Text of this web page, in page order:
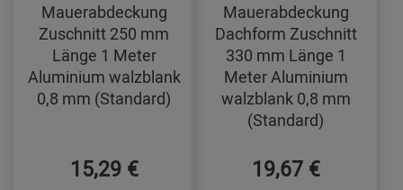
Mauerabdeckung
Zuschnitt 250 mm
Länge 1 Meter
Aluminium walzblank
0,8 mm (Standard)
15,29 €
Mauerabdeckung
Dachform Zuschnitt
330 mm Länge 1
Meter Aluminium
walzblank 0,8 mm
(Standard)
19,67 €